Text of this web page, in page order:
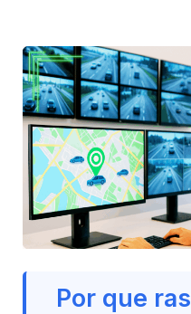
Por que